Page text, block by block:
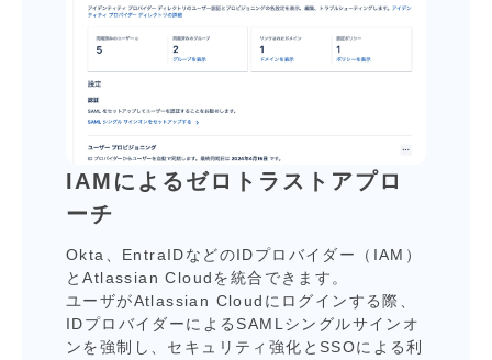
IAMによるゼロトラストアプロ
ーチ
Okta、EntraIDなどのIDプロバイダー（IAM）
とAtlassian Cloudを統合できます。
ユーザがAtlassian Cloudにログインする際、
IDプロバイダーによるSAMLシングルサインオ
ンを強制し、セキュリティ強化とSSOによる利